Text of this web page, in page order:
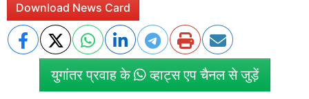
Download News Card
युगांतर प्रवाह के व्हाट्स एप चैनल से जुड़ें